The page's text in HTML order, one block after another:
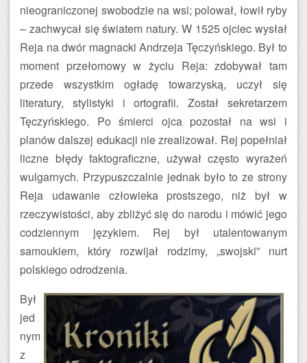
nieograniczonej swobodzie na wsi; polował, łowił ryby
– zachwycał się światem natury. W 1525 ojciec wysłał
Reja na dwór magnacki Andrzeja Tęczyńskiego. Był to
moment przełomowy w życiu Reja: zdobywał tam
przede wszystkim ogładę towarzyską, uczył się
literatury, stylistyki i ortografii. Został sekretarzem
Tęczyńskiego. Po śmierci ojca pozostał na wsi i
planów dalszej edukacji nie zrealizował. Rej popełniał
liczne błędy faktograficzne, używał często wyrażeń
wulgarnych. Przypuszczalnie jednak było to ze strony
Reja udawanie człowieka prostszego, niż był w
rzeczywistości, aby zbliżyć się do narodu i mówić jego
codziennym językiem. Rej był utalentowanym
samoukiem, który rozwijał rodzimy, „swojski” nurt
polskiego odrodzenia.
Był
jed
nym
z